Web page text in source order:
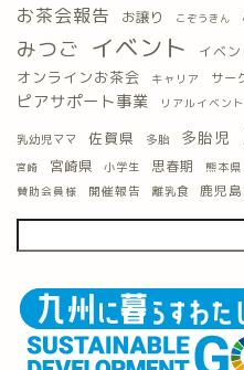
お茶会報告 お譲り こぞうきん
みつご イベント イベ
オンラインお茶会 キャリア サー
ピアサポート事業 リアルイベント
乳幼児ママ 佐賀県 多胎 多胎児
宮崎 宮崎県 小学生 思春期 熊本県
賛助会員様 開催報告 離乳食 鹿児